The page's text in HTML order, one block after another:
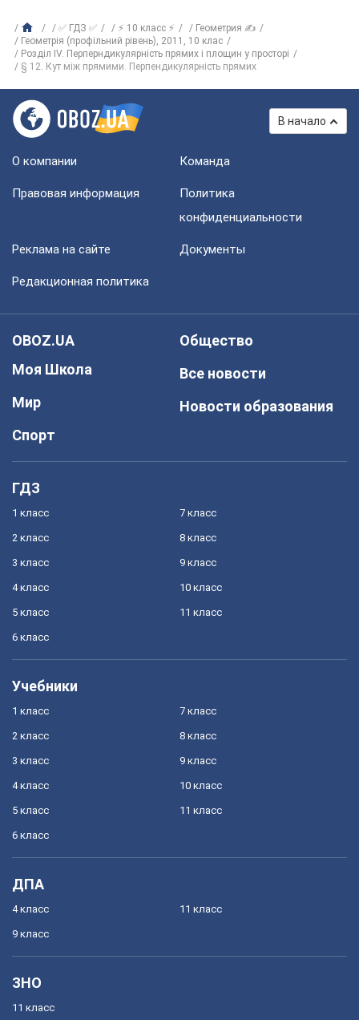
✅ ГДЗ ✅ ⚡ 10 класс ⚡
Геометрия ✍
Геометрія (профільний рівень), 2011, 10 клас
Розділ IV. Перперндикулярність прямих і площин у просторі
§ 12. Кут між прямими. Перпендикулярність прямих
В начало
О компании Команда
Правовая информация
Политика
конфиденциальности
Реклама на сайте Документы
Редакционная политика
OBOZ.UA
Моя Школа
Мир
Спорт
Общество
Все новости
Новости образования
ГДЗ
1 класс
2 класс
3 класс
4 класс
5 класс
6 класс
7 класс
8 класс
9 класс
10 класс
11 класс
Учебники
1 класс
2 класс
3 класс
4 класс
5 класс
6 класс
7 класс
8 класс
9 класс
10 класс
11 класс
ДПА
4 класс
9 класс
11 класс
ЗНО
11 класс